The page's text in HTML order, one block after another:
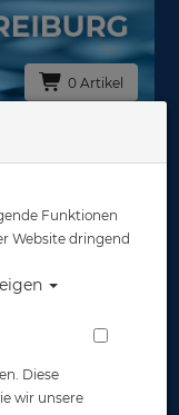
0 Artikel
Funktionen
Website dringend
Diese
wir unsere